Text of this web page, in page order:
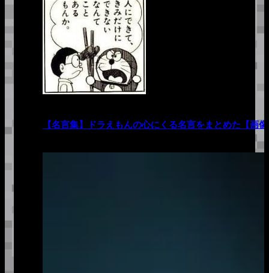
【名言集】ドラえもんの心にくる名言をまとめた【画